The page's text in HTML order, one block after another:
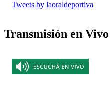
Tweets by laoraldeportiva
Transmisión en Vivo